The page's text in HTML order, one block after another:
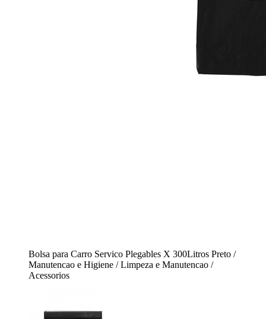
Bolsa para Carro Servico Plegables X 300Litros Preto /
Manutencao e Higiene / Limpeza e Manutencao /
Acessorios